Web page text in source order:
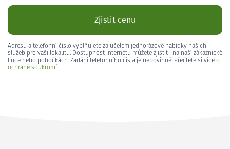
Zjistit cenu
Adresu a telefonní číslo vyplňujete za účelem jednorázové nabídky našich
služeb pro vaši lokalitu. Dostupnost internetu můžete zjistit i na naší zákaznické
lince nebo pobočkách. Zadání telefonního čísla je nepovinné. Přečtěte si více o
ochraně soukromí.